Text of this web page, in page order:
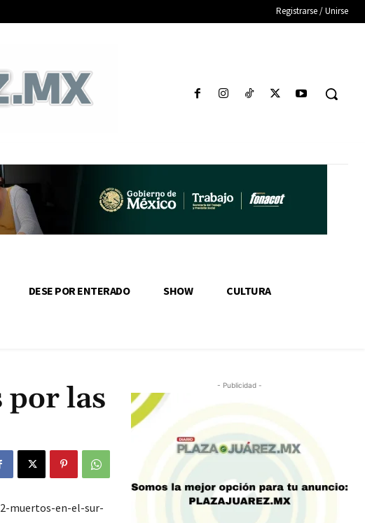
Registrarse / Unirse
DESE POR ENTERADO SHOW CULTURA
por las
muertos-en-el-sur-
- Publicidad -